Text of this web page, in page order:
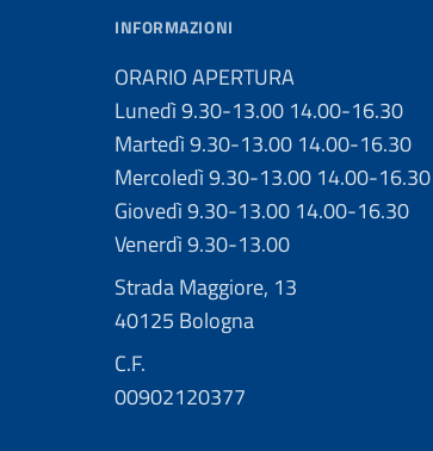
INFORMAZIONI
ORARIO APERTURA
Lunedì 9.30-13.00 14.00-16.30
Martedì 9.30-13.00 14.00-16.30
Mercoledì 9.30-13.00 14.00-16.30
Giovedì 9.30-13.00 14.00-16.30
Venerdì 9.30-13.00
Strada Maggiore, 13
40125 Bologna
C.F.
00902120377